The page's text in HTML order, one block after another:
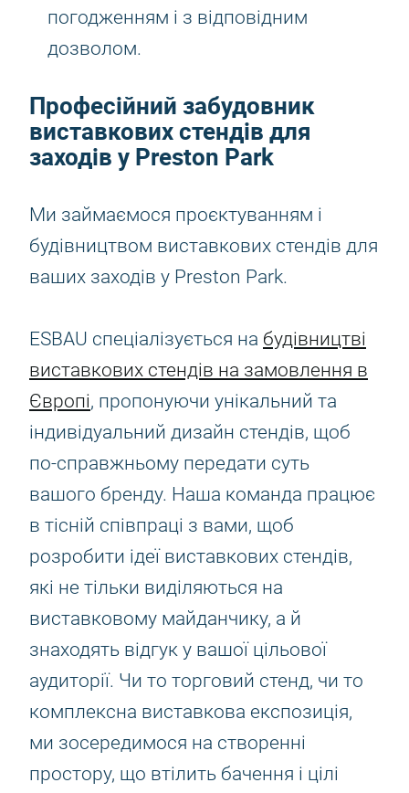
погодженням і з відповідним
дозволом.
Професійний забудовник
виставкових стендів для
заходів у Preston Park
Ми займаємося проєктуванням і
будівництвом виставкових стендів для
ваших заходів у Preston Park.
ESBAU спеціалізується на будівництві
виставкових стендів на замовлення в
Європі, пропонуючи унікальний та
індивідуальний дизайн стендів, щоб
по-справжньому передати суть
вашого бренду. Наша команда працює
в тісній співпраці з вами, щоб
розробити ідеї виставкових стендів,
які не тільки виділяються на
виставковому майданчику, а й
знаходять відгук у вашої цільової
аудиторії. Чи то торговий стенд, чи то
комплексна виставкова експозиція,
ми зосередимося на створенні
простору, що втілить бачення і цілі